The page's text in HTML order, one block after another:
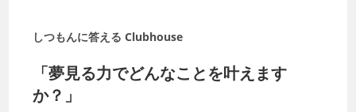
しつもんに答える Clubhouse
「夢見る力でどんなことを叶えます
か？」